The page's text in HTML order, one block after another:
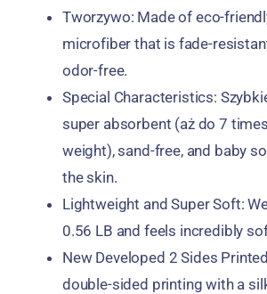
Tworzywo: Made of eco-
microfiber that is fade-
odor-free.
Special Characteristics:
super absorbent (aż do 7
weight),sand-free, and baby
the skin.
Lightweight and Super Soft:
0.56 LB and feels incredibly
New Developed 2Sides Printed
double-sided printing with a